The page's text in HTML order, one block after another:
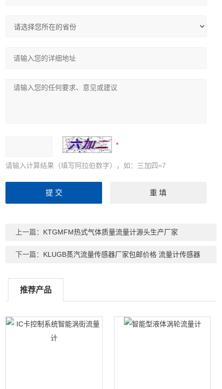
请输入计算结果（填写阿拉伯数字），如：三加四=7
上一篇： KTGMFM热式气体质量流量计源头生产厂家
下一篇： KLUGB蒸汽流量传感器厂家包邮价格 流量计传感器
推荐产品